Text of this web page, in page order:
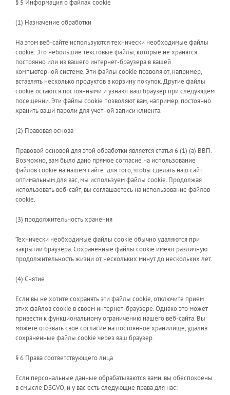
§ 5 Информация о файлах cookie
(1) Назначение обработки
На этом веб-сайте используются технически необходимые файлы
cookie. Это небольшие текстовые файлы, которые не хранятся
постоянно или из вашего интернет-браузера в вашей
компьютерной системе. Эти файлы cookie позволяют, например,
вставлять несколько продуктов в корзину покупок. Другие файлы
cookie остаются постоянными и узнают ваш браузер при следующем
посещении. Эти файлы cookie позволяют вам, например, постоянно
хранить ваши пароли для учетной записи клиента.
(2) Правовая основа
Правовой основой для этой обработки является статья 6 (1) (а) ВВП.
Возможно, вам было дано прямое согласие на использование
файлов cookie на нашем сайте: для того, чтобы сделать наш сайт
оптимальным для вас, мы используем файлы cookie. Продолжая
использовать веб-сайт, вы соглашаетесь на использование файлов
cookie.
(3) продолжительность хранения
Технически необходимые файлы cookie обычно удаляются при
закрытии браузера. Сохраненные файлы cookie имеют различную
продолжительность жизни от нескольких минут до нескольких лет.
(4) Снятие
Если вы не хотите сохранять эти файлы cookie, отключите прием
этих файлов cookie в своем интернет-браузере. Однако это может
привести к функциональному ограничению нашего веб-сайта. Вы
можете отозвать свое согласие на постоянное хранилище, удалив
сохраненные файлы cookie через ваш браузер.
§ 6 Права соответствующего лица
Если персональные данные обрабатываются вами, вы обеспокоены
в смысле DSGVO, и у вас есть следующие права для нас: